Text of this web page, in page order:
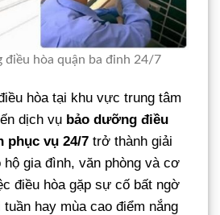
điều hòa quận ba đinh 24/7
hòa tại khu vực trung tâm
dịch vụ bảo dưỡng điều
phục vụ 24/7 trở thành giải
hộ gia đình, văn phòng và cơ
điều hòa gặp sự cố bất ngờ
hay mùa cao điểm nắng